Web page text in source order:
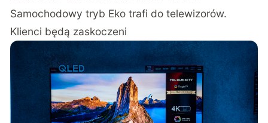
Samochodowy tryb Eko trafi do telewizorów.
Klienci będą zaskoczeni